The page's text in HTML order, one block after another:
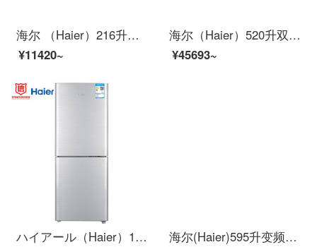
海尔 （Haier）216升直冷三门家用小型冰箱中门软冷冻高品质铝板蒸发器制冷快宿舍租房小巧不占地BCD-216STPT
¥11420~
海尔（Haier）520升双变频风冷无霜对开门双开门冰箱+10KG变频滚筒洗衣机全自动智能投放香薰洗
¥45693~
ハイアール（Haier）190リットル家庭用小型2ドアの冷凍速度が速い低温補償省エネ・環境保護両門の冷蔵庫の寄宿舎が小さくて地方BCD-190 TMPKを占めない。
海尔(Haier)595升变频风冷无霜对门冰箱大容积干湿分储精控多路送风90°悬停门DEO净味BCD-595WFPB